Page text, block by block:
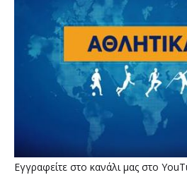
Εγγραφείτε στο κανάλι μας στο